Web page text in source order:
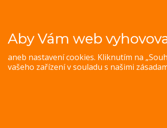
Aby Vám web
aneb nastavení cookies. Kliknutím na
vašeho zařízení v souladu s našimi